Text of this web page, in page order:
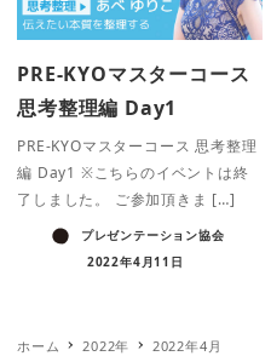
PRE-KYOマスターコース
思考整理編 Day1
PRE-KYOマスターコース 思考整理
編 Day1 ※こちらのイベントは終
了しました。 ご参加頂きま […]
プレゼンテーション協会
2022年4月11日
ホーム 2022年 2022年4月